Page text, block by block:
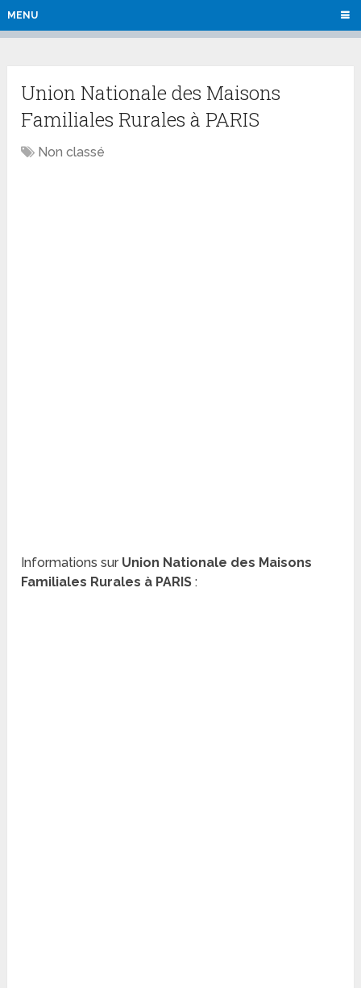
MENU
Union Nationale des Maisons
Familiales Rurales à PARIS
Non classé
Informations sur Union Nationale des Maisons
Familiales Rurales à PARIS :